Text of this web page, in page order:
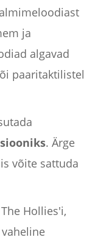
ja
algavad
paaritaktilistel
. Ärge
võite sattuda
Hollies'i,